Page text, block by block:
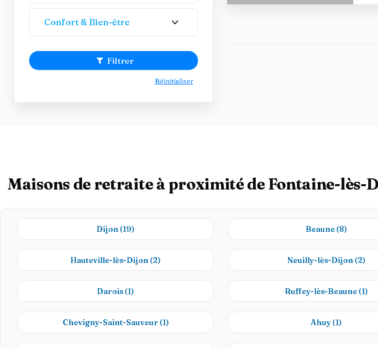
Confort & Bien-être
Filtrer
Réinitialiser
Maisons de retraite à proximité de Fontaine-lès-
Dijon (19) Beaune (8)
Hauteville-lès-Dijon (2) Neuilly-lès-Dijon (2)
Darois (1) Ruffey-lès-Beaune (1)
Chevigny-Saint-Sauveur (1) Ahuy (1)